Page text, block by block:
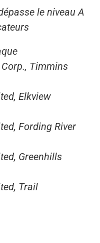
le niveau A
Timmins
Elkview
Fording River
Greenhills
Trail